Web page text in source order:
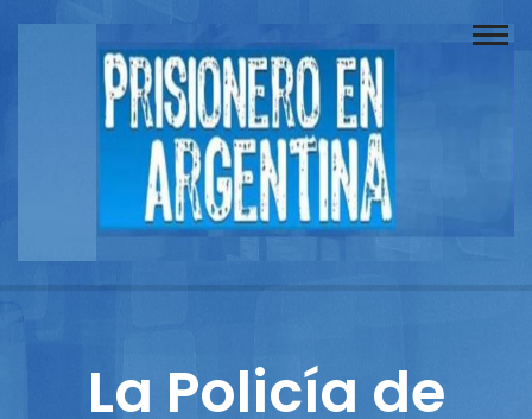
Buscador
Documentos
ReportajesLa Policía de